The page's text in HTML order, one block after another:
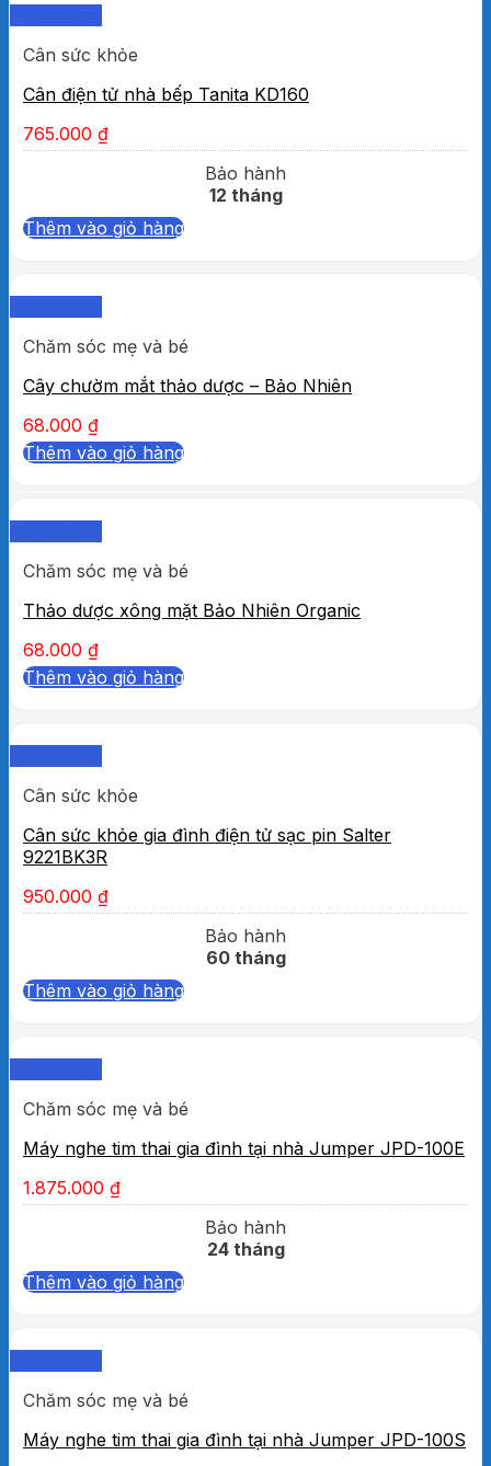
Cân sức khỏe
Cân điện tử nhà bếp Tanita KD160
765.000 ₫
Bảo hành
12 tháng
Thêm vào giỏ hàng
Chăm sóc mẹ và bé
Cây chườm mắt thảo dược – Bảo Nhiên
68.000 ₫
Thêm vào giỏ hàng
Chăm sóc mẹ và bé
Thảo dược xông mặt Bảo Nhiên Organic
68.000 ₫
Thêm vào giỏ hàng
Cân sức khỏe
Cân sức khỏe gia đình điện tử sạc pin Salter
9221BK3R
950.000 ₫
Bảo hành
60 tháng
Thêm vào giỏ hàng
Chăm sóc mẹ và bé
Máy nghe tim thai gia đình tại nhà Jumper JPD-100E
1.875.000 ₫
Bảo hành
24 tháng
Thêm vào giỏ hàng
Chăm sóc mẹ và bé
Máy nghe tim thai gia đình tại nhà Jumper JPD-100S